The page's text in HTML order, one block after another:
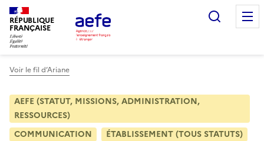
Aller
au
contenu
principal
RÉPUBLIQUE
FRANÇAISE
Voir le fil d’Ariane
AEFE (STATUT, MISSIONS, ADMINISTRATION,
RESSOURCES)
COMMUNICATION
ÉTABLISSEMENT (TOUS STATUTS)